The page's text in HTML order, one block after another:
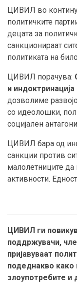
ЦИВИЛ во
политичките
децата за
санкционираат
политиката на
ЦИВИЛ порачува:
и
дозволиме
со идеолошки,
социјален
ЦИВИЛ бара од
санкции против
малолетниците да
активности.
ЦИВИЛ ги
поддржувачи,
пријавуваат
подеднакво како
злоупотребите и